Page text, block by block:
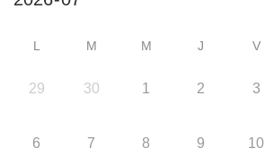
L M M J V
29 30 1 2 3
6 7 8 9 10